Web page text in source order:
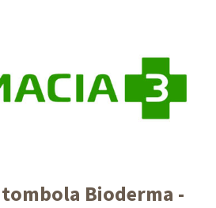
Bioderma -